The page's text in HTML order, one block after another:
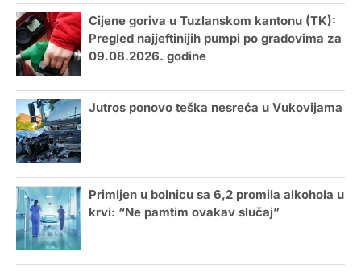
Cijene goriva u Tuzlanskom kantonu (TK):
Pregled najjeftinijih pumpi po gradovima za
09.08.2026. godine
Jutros ponovo teška nesreća u Vukovijama
Primljen u bolnicu sa 6,2 promila alkohola u
krvi: “Ne pamtim ovakav slučaj”